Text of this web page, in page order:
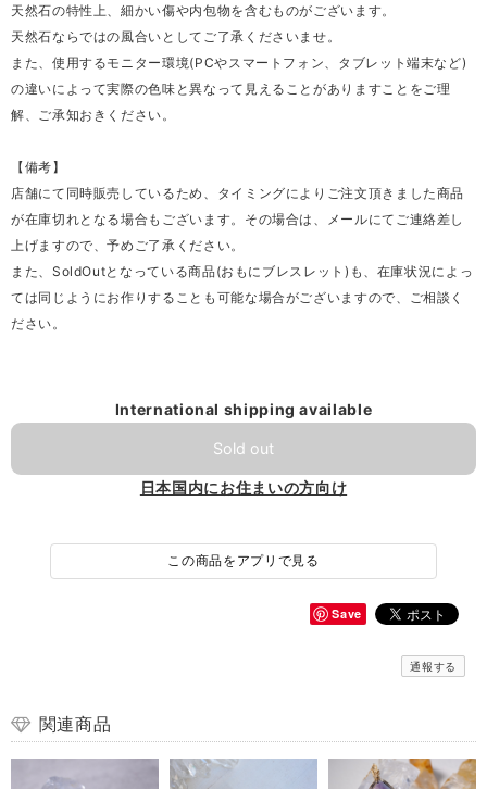
天然石の特性上、細かい傷や内包物を含むものがございます。
天然石ならではの風合いとしてご了承くださいませ。
また、使用するモニター環境(PCやスマートフォン、タブレット端末など)
の違いによって実際の色味と異なって見えることがありますことをご理
解、ご承知おきください。
【備考】
店舗にて同時販売しているため、タイミングによりご注文頂きました商品
が在庫切れとなる場合もございます。その場合は、メールにてご連絡差し
上げますので、予めご了承ください。
また、SoldOutとなっている商品(おもにブレスレット)も、在庫状況によっ
ては同じようにお作りすることも可能な場合がございますので、ご相談く
ださい。
International shipping available
Sold out
日本国内にお住まいの方向け
この商品をアプリで見る
Save
通報する
関連商品